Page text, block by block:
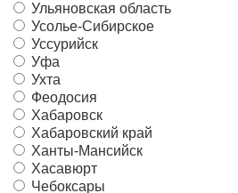
Ульяновская область
Усолье-Сибирское
Уссурийск
Уфа
Ухта
Феодосия
Хабаровск
Хабаровский край
Ханты-Мансийск
Хасавюрт
Чебоксары